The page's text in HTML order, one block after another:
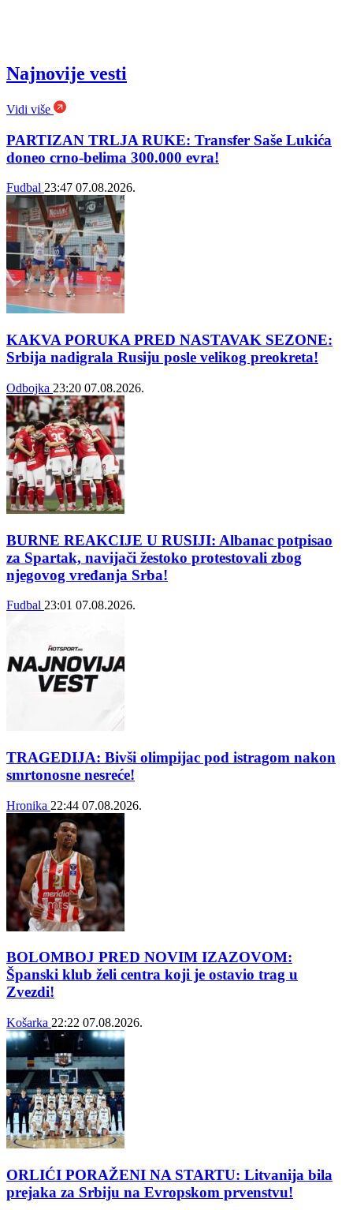
Najnovije vesti
Vidi više
PARTIZAN TRLJA RUKE: Transfer Saše Lukića
doneo crno-belima 300.000 evra!
Fudbal 23:47 07.08.2026.
KAKVA PORUKA PRED NASTAVAK SEZONE:
Srbija nadigrala Rusiju posle velikog preokreta!
Odbojka 23:20 07.08.2026.
BURNE REAKCIJE U RUSIJI: Albanac potpisao
za Spartak, navijači žestoko protestovali zbog
njegovog vređanja Srba!
Fudbal 23:01 07.08.2026.
TRAGEDIJA: Bivši olimpijac pod istragom nakon
smrtonosne nesreće!
Hronika 22:44 07.08.2026.
BOLOMBOJ PRED NOVIM IZAZOVOM:
Španski klub želi centra koji je ostavio trag u
Zvezdi!
Košarka 22:22 07.08.2026.
ORLIĆI PORAŽENI NA STARTU: Litvanija bila
prejaka za Srbiju na Evropskom prvenstvu!